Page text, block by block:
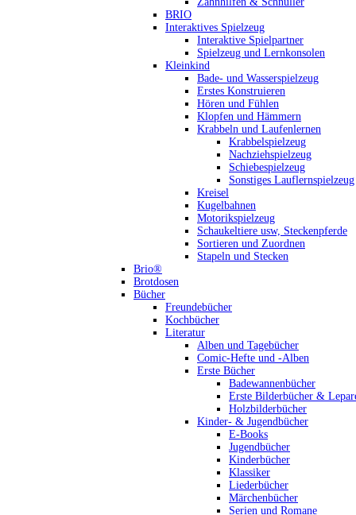
BRIO
Interaktives Spielzeug
Interaktive Spielpartner
Spielzeug und Lernkonsolen
Kleinkind
Bade- und Wasserspielzeug
Erstes Konstruieren
Hören und Fühlen
Klopfen und Hämmern
Krabbeln und Laufenlernen
Krabbelspielzeug
Nachziehspielzeug
Schiebespielzeug
Sonstiges Lauflernspielzeug
Kreisel
Kugelbahnen
Motorikspielzeug
Schaukeltiere usw, Steckenpferde
Sortieren und Zuordnen
Stapeln und Stecken
Brio®
Brotdosen
Bücher
Freundebücher
Kochbücher
Literatur
Alben und Tagebücher
Comic-Hefte und -Alben
Erste Bücher
Badewannenbücher
Erste Bilderbücher &
Holzbilderbücher
Kinder- & Jugendbücher
E-Books
Jugendbücher
Kinderbücher
Klassiker
Liederbücher
Märchenbücher
Serien und Romane